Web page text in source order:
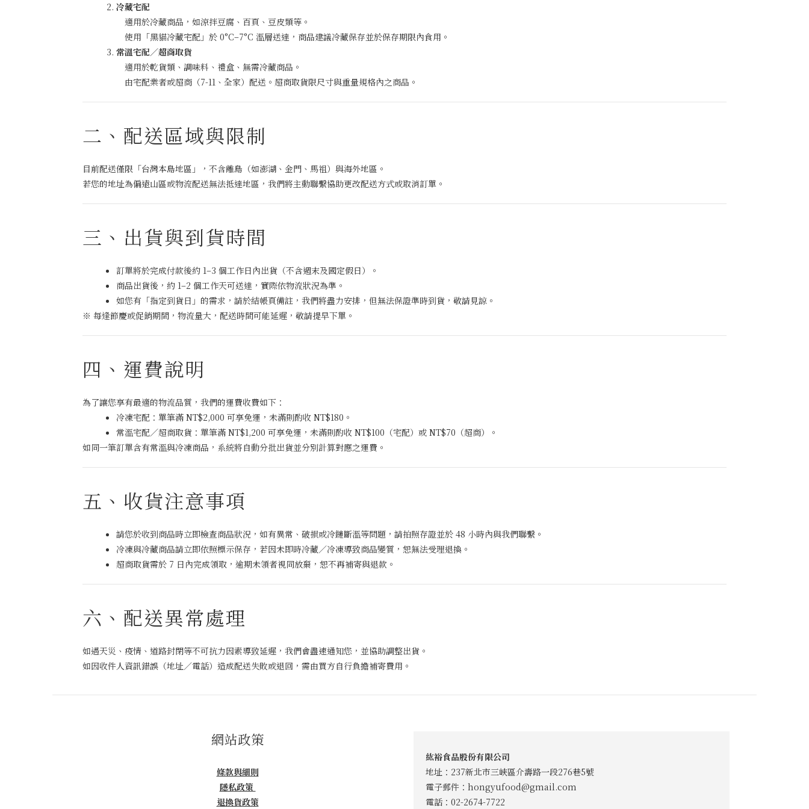
冷藏宅配
適用於冷藏商品，如涼拌豆腐、百頁、豆皮類等。
使用「黑貓冷藏宅配」於 0°C–7°C 溫層送達，商品建議冷藏保存並於保存期限內食用。
常溫宅配／超商取貨
適用於乾貨類、調味料、禮盒、無需冷藏商品。
由宅配業者或超商（7-11、全家）配送。超商取貨限尺寸與重量規格內之商品。
二、配送區域與限制
目前配送僅限「台灣本島地區」，不含離島（如澎湖、金門、馬祖）與海外地區。
若您的地址為偏遠山區或物流配送無法抵達地區，我們將主動聯繫協助更改配送方式或取消訂單。
三、出貨與到貨時間
訂單將於完成付款後約 1–3 個工作日內出貨（不含週末及國定假日）。
商品出貨後，約 1–2 個工作天可送達，實際依物流狀況為準。
如您有「指定到貨日」的需求，請於結帳頁備註，我們將盡力安排，但無法保證準時到貨，敬請見諒。
※ 每逢節慶或促銷期間，物流量大，配送時間可能延遲，敬請提早下單。
四、運費說明
為了讓您享有最適的物流品質，我們的運費收費如下：
冷凍宅配：單筆滿 NT$2,000 可享免運，未滿則酌收 NT$180。
常溫宅配／超商取貨：單筆滿 NT$1,200 可享免運，未滿則酌收 NT$100（宅配）或 NT$70（超商）。
如同一筆訂單含有常溫與冷凍商品，系統將自動分批出貨並分別計算對應之運費。
五、收貨注意事項
請您於收到商品時立即檢查商品狀況，如有異常、破損或冷鏈斷溫等問題，請拍照存證並於 48 小時內與我們聯繫。
冷凍與冷藏商品請立即依照標示保存，若因未即時冷藏／冷凍導致商品變質，恕無法受理退換。
超商取貨需於 7 日內完成領取，逾期未領者視同放棄，恕不再補寄與退款。
六、配送異常處理
如遇天災、疫情、道路封閉等不可抗力因素導致延遲，我們會盡速通知您，並協助調整出貨。
如因收件人資訊錯誤（地址／電話）造成配送失敗或退回，需由買方自行負擔補寄費用。
網站政策
條款與細則
隱私政策
退換貨政策
紘裕食品股份有限公司
地址：237新北市三峽區介壽路一段276巷5號
電子郵件： hongyufood@gmail.com
電話：02-2674-7722